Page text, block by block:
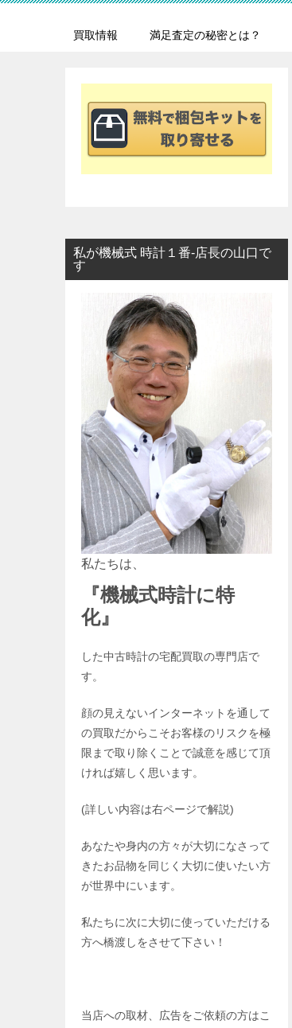
買取情報 満足査定の秘密とは？
私が機械式 時計１番-店長の山口で
す
私たちは、
『機械式時計に特
化』
した中古時計の宅配買取の専門店で
す。
顔の見えないインターネットを通して
の買取だからこそお客様のリスクを極
限まで取り除くことで誠意を感じて頂
ければ嬉しく思います。
(詳しい内容は右ページで解説)
あなたや身内の方々が大切になさって
きたお品物を同じく大切に使いたい方
が世界中にいます。
私たちに次に大切に使っていただける
方へ橋渡しをさせて下さい！
当店への取材、広告をご依頼の方はこ